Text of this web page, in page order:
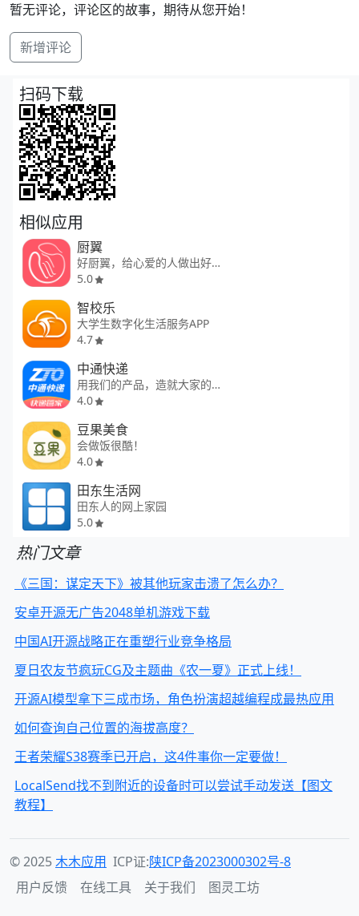
暂无评论，评论区的故事，期待从您开始！
新增评论
扫码下载
相似应用
厨翼
好厨翼，给心爱的人做出好味道
5.0
智校乐
大学生数字化生活服务APP
4.7
中通快递
用我们的产品，造就大家的幸福
4.0
豆果美食
会做饭很酷！
4.0
田东生活网
田东人的网上家园
5.0
热门文章
《三国：谋定天下》被其他玩家击溃了怎么办？
安卓开源无广告2048单机游戏下载
中国AI开源战略正在重塑行业竞争格局
夏日农友节疯玩CG及主题曲《农一夏》正式上线！
开源AI模型拿下三成市场，角色扮演超越编程成最热应用
如何查询自己位置的海拔高度？
王者荣耀S38赛季已开启，这4件事你一定要做！
LocalSend找不到附近的设备时可以尝试手动发送【图文
教程】
© 2025木木应用 ICP证:陕ICP备2023000302号-8
用户反馈
在线工具 关于我们 图灵工坊